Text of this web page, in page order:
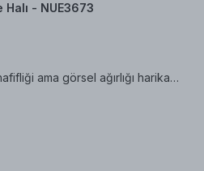
- NUE3673
ama görsel ağırlığı harika…